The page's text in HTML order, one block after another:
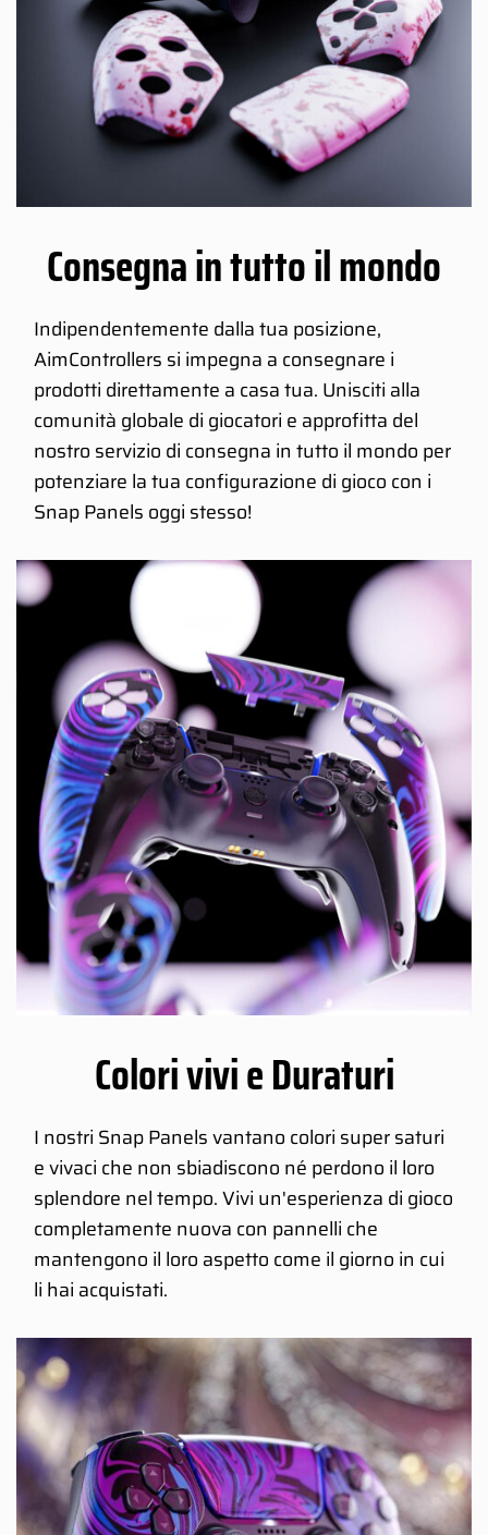
Consegna in tutto il mondo
Indipendentemente dalla tua posizione,
AimControllers si impegna a consegnare i
prodotti direttamente a casa tua. Unisciti alla
comunità globale di giocatori e approfitta del
nostro servizio di consegna in tutto il mondo per
potenziare la tua configurazione di gioco con i
Snap Panels oggi stesso!
Colori vivi e Duraturi
I nostri Snap Panels vantano colori super saturi
e vivaci che non sbiadiscono né perdono il loro
splendore nel tempo. Vivi un'esperienza di gioco
completamente nuova con pannelli che
mantengono il loro aspetto come il giorno in cui
li hai acquistati.